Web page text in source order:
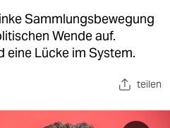
Sammlungsbewegung
Wende auf.
eine Lücke im System.
teilen